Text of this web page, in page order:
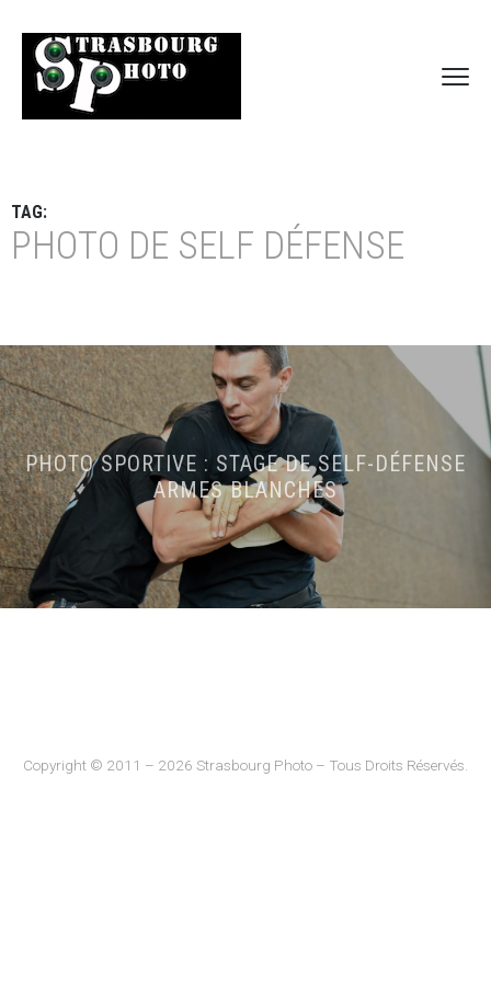
TAG:
PHOTO DE SELF DÉFENSE
PHOTO SPORTIVE : STAGE DE SELF-DÉFENSE
ARMES BLANCHES
Copyright © 2011 – 2026 Strasbourg Photo – Tous Droits Réservés.